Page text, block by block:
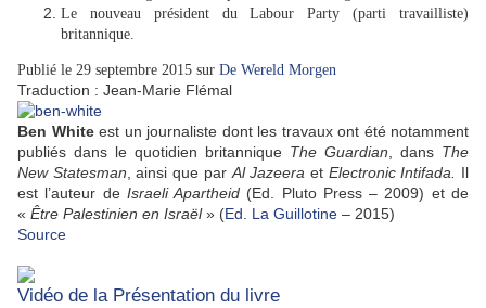
Le nouveau président du Labour Party (parti travailliste)
britannique.
Publié le 29 septembre 2015 sur De Wereld Morgen
Traduction : Jean-Marie Flémal
Ben Whiteest un journaliste dont les travaux ont été notamment
publiés dans le quotidien britannique The Guardian , dans The
New Statesman , ainsi que par Al Jazeera et Electronic Intifada. Il
est l’auteur de Israeli Apartheid (Ed. Pluto Press – 2009) et de
« Être Palestinien en Israël» (Ed. La Guillotine – 2015)
Source
Vidéo de la Présentation du livre